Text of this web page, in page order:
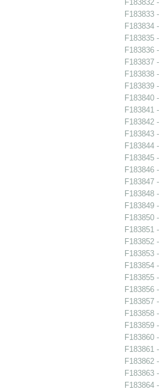
F183832
F183833
F183834
F183835
F183836
F183837
F183838
F183839
F183840
F183841
F183842
F183843
F183844
F183845
F183846
F183847
F183848
F183849
F183850
F183851
F183852
F183853
F183854
F183855
F183856
F183857
F183858
F183859
F183860
F183861
F183862
F183863
F183864